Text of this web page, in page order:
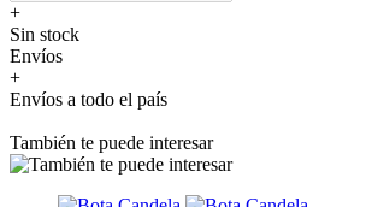
+
Sin stock
Envíos
+
Envíos a todo el país
También te puede interesar